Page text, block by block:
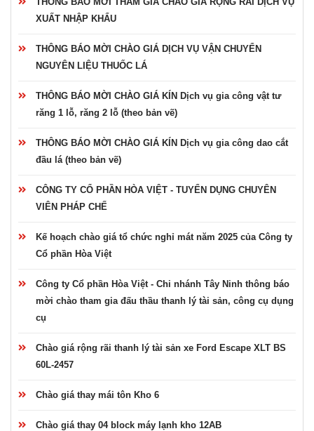
XUẤT NHẬP KHẨU
THÔNG BÁO MỜI CHÀO GIÁ DỊCH VỤ VẬN CHUYỂN
NGUYÊN LIỆU THUỐC LÁ
THÔNG BÁO MỜI CHÀO GIÁ KÍN Dịch vụ gia công vật tư
răng 1 lỗ, răng 2 lỗ (theo bản vẽ)
THÔNG BÁO MỜI CHÀO GIÁ KÍN Dịch vụ gia công dao cắt
đầu lá (theo bản vẽ)
CÔNG TY CỔ PHẦN HÒA VIỆT - TUYỂN DỤNG CHUYÊN
VIÊN PHÁP CHẾ
Kế hoạch chào giá tổ chức nghỉ mát năm 2025 của Công ty
Cổ phần Hòa Việt
Công ty Cổ phần Hòa Việt - Chi nhánh Tây Ninh thông báo
mời chào tham gia đấu thầu thanh lý tài sản, công cụ dụng
cụ
Chào giá rộng rãi thanh lý tài sản xe Ford Escape XLT BS
60L-2457
Chào giá thay mái tôn Kho 6
Chào giá thay 04 block máy lạnh kho 12AB